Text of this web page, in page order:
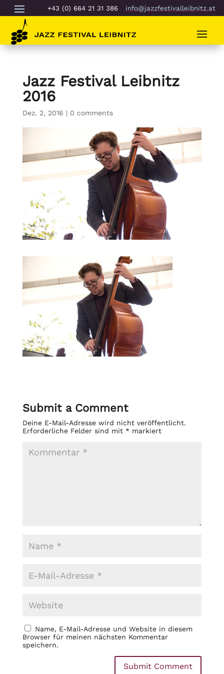
+43 (0) 664 21 31 386 info@jazzfestivalleibnitz.at
Jazz Festival Leibnitz
2016
Dez. 2, 2016 | 0 comments
Submit a Comment
Deine E-Mail-Adresse wird nicht veröffentlicht.
Erforderliche Felder sind mit *markiert
Name, E-Mail-Adresse und Website in diesem
Browser für meinen nächsten Kommentar
speichern.